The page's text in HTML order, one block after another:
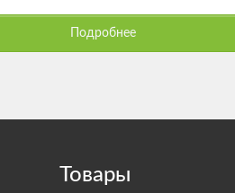
Подробнее
Товары